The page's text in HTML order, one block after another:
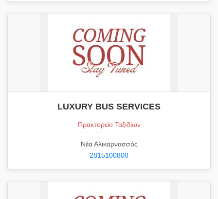
LUXURY BUS SERVICES
Πρακτορείο Ταξιδίων
Νέα Αλικαρνασσός
2815100800